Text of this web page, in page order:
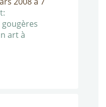
gougères
art à